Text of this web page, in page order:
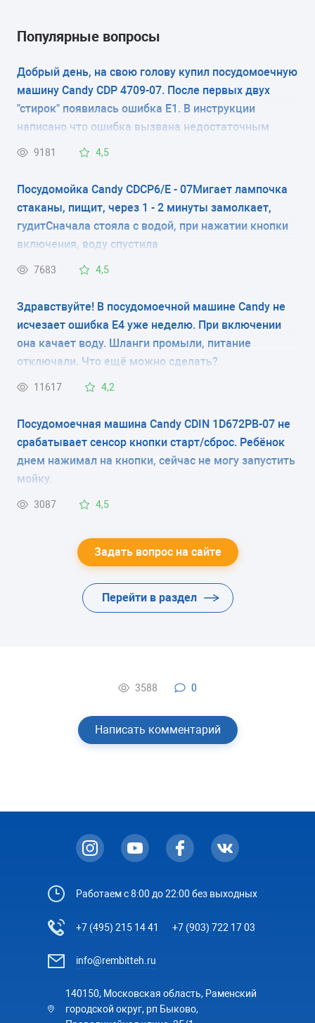
CDCF 6S
CDCP 6/E-S
CDCP 8/E
CDCP 8/E-S
CDI 1DS673
CDI 1L38
CDI 1L949
CDI 2D1047
CDI 2L1047
CDI 3DS633 D
CDI 454 S
CDI 5356
CDIJV 2T1145
CDIM 5355-07
CDP 2D1149 X
CDP 2L952 W
CDP 4609 X
CDP 4709
CED 112
Популярные вопросы
Добрый день, на свою голову купил посудомоечную
машину Candy CDP 4709-07. После первых двух
"стирок" появилась ошибка Е1. В инструкции
написано что ошибка вызвана недостаточным
давлением воды. Хотя давление холодной воды
горячая вода вообще хорошо идет), и все тоже
самое повторилось. Собираюсь выкинуть ее в окно,
но может вы подскажите в чем дело.
9181 4,5
Посудомойка Candy CDCP6/E - 07Мигает лампочка
стаканы, пищит, через 1 - 2 минуты замолкает,
гудитСначала стояла с водой, при нажатии кнопки
включения, воду спустила
7683 4,5
Здравствуйте! В посудомоечной машине Candy не
исчезает ошибка Е4 уже неделю. При включении
она качает воду. Шланги промыли, питание
отключали. Что ещё можно сделать?
11617 4,2
Посудомоечная машина Candy CDIN 1D672PB-07 не
срабатывает сенсор кнопки старт/сброс. Ребёнок
днем нажимал на кнопки, сейчас не могу запустить
мойку.
3087 4,5
Задать вопрос на сайте
Перейти в раздел
3588 0
Написать комментарий
Работаем с 8:00 до 22:00 без выходных
+7 (495) 215 14 41 +7 (903) 722 17 03
info@rembitteh.ru
140150, Московская область, Раменский
городской округ, рп Быково,